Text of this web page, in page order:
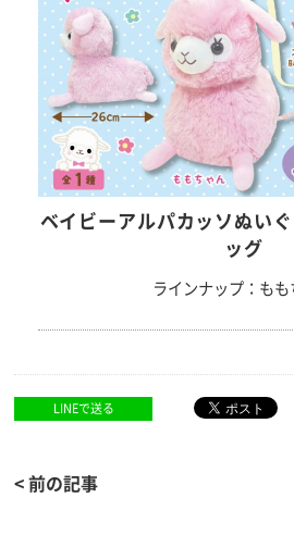
ベイビーアルパカッソぬい
ッグ
ラインナップ：もも
LINEで送る
< 前の記事